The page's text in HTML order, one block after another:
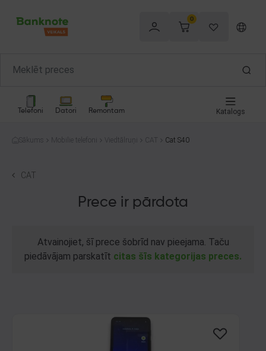
0
Telefoni Datori Remontam Katalogs
Sākums Mobilie telefoni Viedtālruņi CAT Cat S40
CAT
Prece ir pārdota
Atvainojiet, šī prece šobrīd nav pieejama. Taču
piedāvājam parskatīt citas šīs kategorijas preces.